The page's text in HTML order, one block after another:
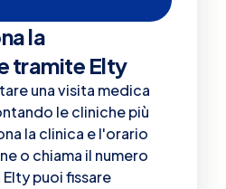
la
tramite Elty
una visita medica
le cliniche più
la clinica e l'orario
o chiama il numero
puoi fissare